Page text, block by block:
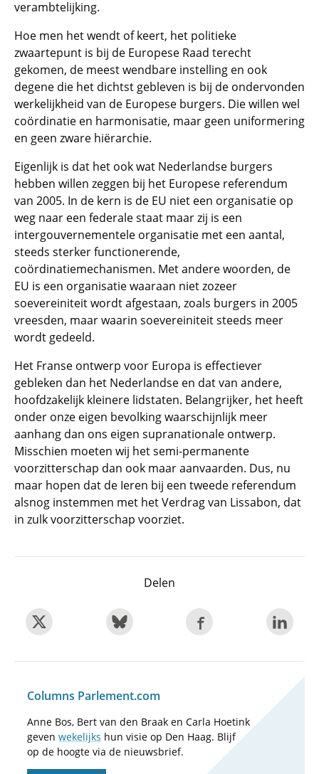
verambtelijking.
Hoe men het wendt of keert, het politieke
zwaartepunt is bij de Europese Raad terecht
gekomen, de meest wendbare instelling en ook
degene die het dichtst gebleven is bij de ondervonden
werkelijkheid van de Europese burgers. Die willen wel
coördinatie en harmonisatie, maar geen uniformering
en geen zware hiërarchie.
Eigenlijk is dat het ook wat Nederlandse burgers
hebben willen zeggen bij het Europese referendum
van 2005. In de kern is de EU niet een organisatie op
weg naar een federale staat maar zij is een
intergouvernementele organisatie met een aantal,
steeds sterker functionerende,
coördinatiemechanismen. Met andere woorden, de
EU is een organisatie waaraan niet zozeer
soevereiniteit wordt afgestaan, zoals burgers in 2005
vreesden, maar waarin soevereiniteit steeds meer
wordt gedeeld.
Het Franse ontwerp voor Europa is effectiever
gebleken dan het Nederlandse en dat van andere,
hoofdzakelijk kleinere lidstaten. Belangrijker, het heeft
onder onze eigen bevolking waarschijnlijk meer
aanhang dan ons eigen supranationale ontwerp.
Misschien moeten wij het semi-permanente
voorzitterschap dan ook maar aanvaarden. Dus, nu
maar hopen dat de Ieren bij een tweede referendum
alsnog instemmen met het Verdrag van Lissabon, dat
in zulk voorzitterschap voorziet.
Delen
Columns Parlement.com
Anne Bos, Bert van den Braak en Carla Hoetink
geven wekelijks hun visie op Den Haag. Blijf
op de hoogte via de nieuwsbrief.